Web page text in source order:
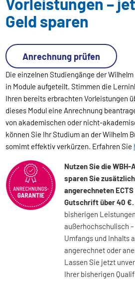
Geld sparen
Die einzelnen Studiengänge der
in Module aufgeteilt. Stimmen die
Ihren bereits erbrachten Vorleistungen
dieses Modul eine Anrechnung
von akademischen oder nicht-
können Sie Ihr Studium an der Wilhelm
somimt effektiv verkürzen. Erfahren Sie
Nutzen Sie die
sparen Sie
angerechneten
Gutschrift über 40 €.
bisherigen
außerhochschulisch
Umfangs und Inhalts
angerechnet oder
Lassen Sie jetzt
Ihrer bisherigen
Anrechnung prüfen